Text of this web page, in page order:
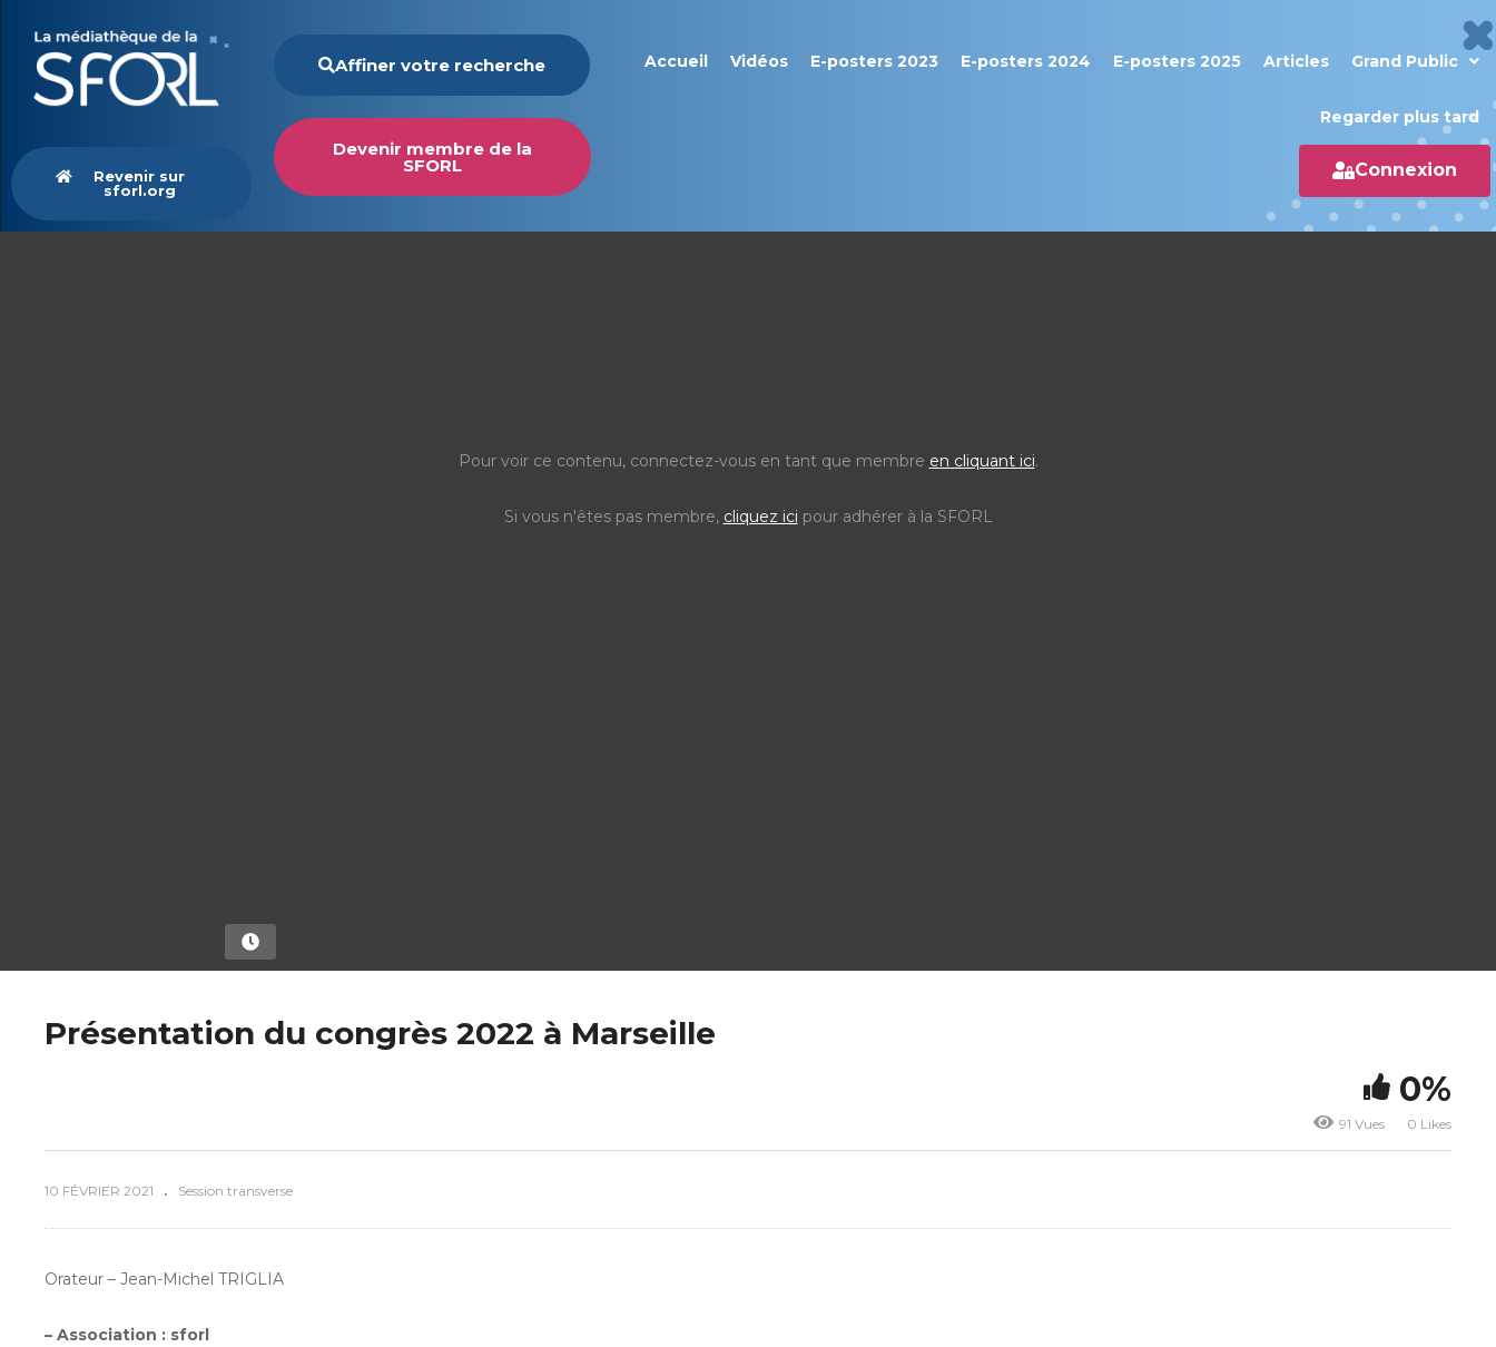
Revenir sur
sforl.org
Affiner votre recherche
Devenir membre de la
SFORL
Accueil Vidéos E-posters 2023 E-posters 2024 E-posters 2025 Articles Grand Public
Regarder plus tard
Connexion
Pour voir ce contenu, connectez-vous en tant que membre en cliquant ici.
Si vous n'êtes pas membre, cliquez ici pour adhérer à la SFORL
Présentation du congrès 2022 à Marseille
0%
91 Vues 0 Likes
10 FÉVRIER 2021 Session transverse
Orateur – Jean-Michel TRIGLIA
– Association : sforl